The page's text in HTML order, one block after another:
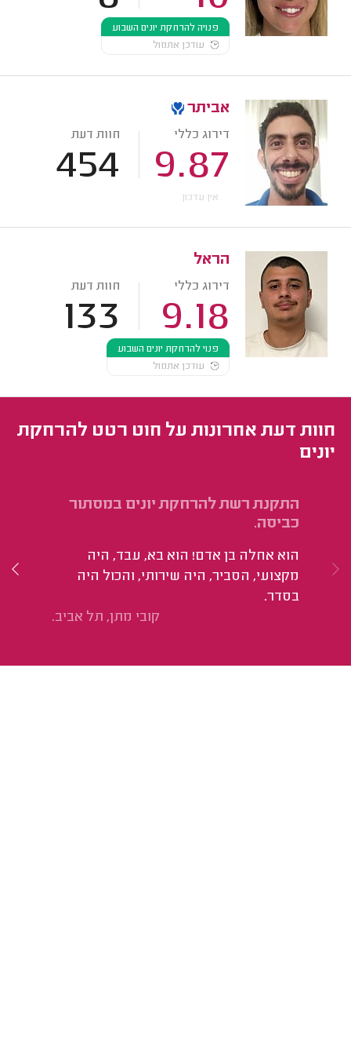
פנויה להרחקת יונים השבוע
עודכן אתמול
אביתר
דירוג כללי
9.87
חוות דעת
454
אין עדכון
הראל
דירוג כללי
9.18
חוות דעת
133
פנוי להרחקת יונים השבוע
עודכן אתמול
חוות דעת אחרונות על חוט רטט להרחקת
יונים
התקנת רשת להרחקת יונים במסתור
כביסה.
הוא אחלה בן אדם! הוא בא, עבד, היה
מקצועי, הסביר, היה שירותי, והכול היה
בסדר.
קובי מתן, תל אביב.